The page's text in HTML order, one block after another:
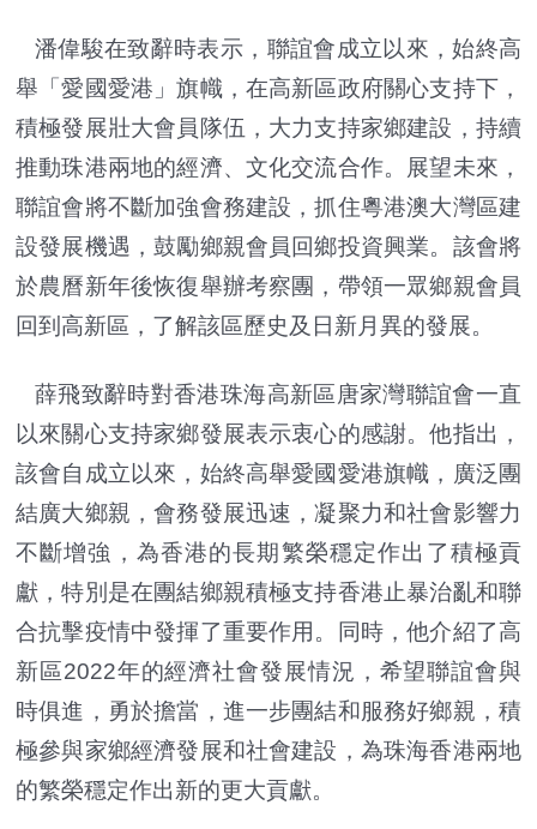
潘偉駿在致辭時表示，聯誼會成立以來，始終高
舉「愛國愛港」旗幟，在高新區政府關心支持下，
積極發展壯大會員隊伍，大力支持家鄉建設，持續
推動珠港兩地的經濟、文化交流合作。展望未來，
聯誼會將不斷加強會務建設，抓住粵港澳大灣區建
設發展機遇，鼓勵鄉親會員回鄉投資興業。該會將
於農曆新年後恢復舉辦考察團，帶領一眾鄉親會員
回到高新區，了解該區歷史及日新月異的發展。
薛飛致辭時對香港珠海高新區唐家灣聯誼會一直
以來關心支持家鄉發展表示衷心的感謝。他指出，
該會自成立以來，始終高舉愛國愛港旗幟，廣泛團
結廣大鄉親，會務發展迅速，凝聚力和社會影響力
不斷增強，為香港的長期繁榮穩定作出了積極貢
獻，特別是在團結鄉親積極支持香港止暴治亂和聯
合抗擊疫情中發揮了重要作用。同時，他介紹了高
新區2022年的經濟社會發展情況，希望聯誼會與
時俱進，勇於擔當，進一步團結和服務好鄉親，積
極參與家鄉經濟發展和社會建設，為珠海香港兩地
的繁榮穩定作出新的更大貢獻。